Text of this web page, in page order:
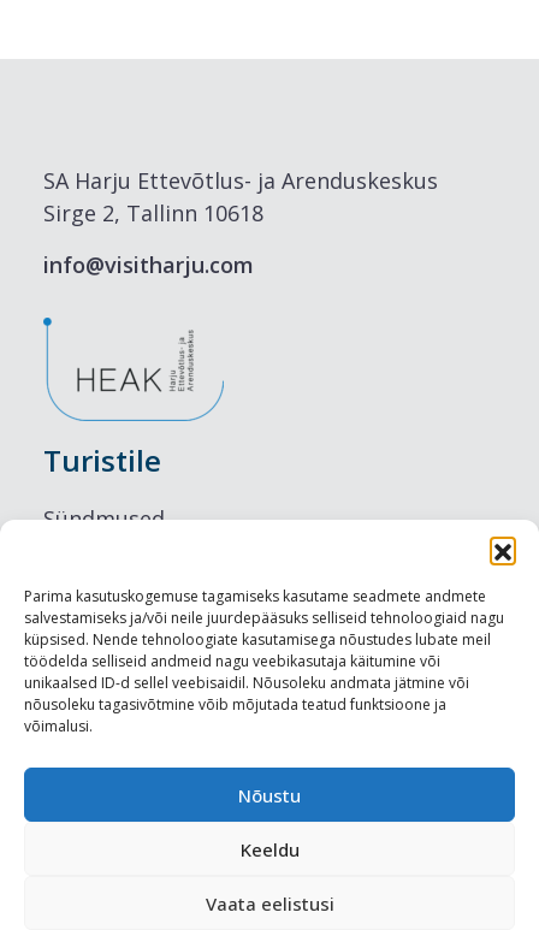
Parima kasutuskogemuse tagamiseks kasutame seadmete andmete
salvestamiseks ja/või neile juurdepääsuks selliseid tehnoloogiaid nagu
küpsised. Nende tehnoloogiate kasutamisega nõustudes lubate meil
töödelda selliseid andmeid nagu veebikasutaja käitumine või
unikaalsed ID-d sellel veebisaidil. Nõusoleku andmata jätmine või
nõusoleku tagasivõtmine võib mõjutada teatud funktsioone ja
võimalusi.
Nõustu
Keeldu
Vaata eelistusi
SA Harju Ettevõtlus- ja Arenduskeskus
Sirge 2, Tallinn 10618
info@visitharju.com
Turistile
Sündmused
Maitseelamused
Vaatamisväärsused
Visit Tallinn
Turismiprofessionaalile
Harju-, Rapla- ja Läänemaa DMO
Meediakajastused